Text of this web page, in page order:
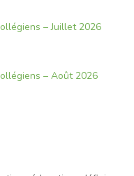
– Juillet 2026
– Août 2026